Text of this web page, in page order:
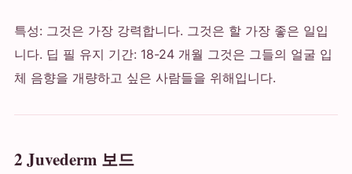
특성: 그것은 가장 강력합니다. 그것은 할 가장 좋은 일입
니다. 딥 필 유지 기간: 18-24 개월 그것은 그들의 얼굴 입
체 음향을 개량하고 싶은 사람들을 위해입니다.
2 Juvederm 보드